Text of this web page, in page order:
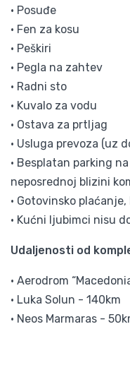
• Posuđe
• Fen za kosu
• Peškiri
• Pegla na zahtev
• Radni sto
• Kuvalo za vodu
• Ostava za prtljag
• Usluga prevoza (uz
• Besplatan parking
neposrednoj blizini
• Gotovinsko
• Kućni ljubimci nisu
Udaljenosti od
• Aerodrom
• Luka Solun - 140km
• Neos Marmaras -